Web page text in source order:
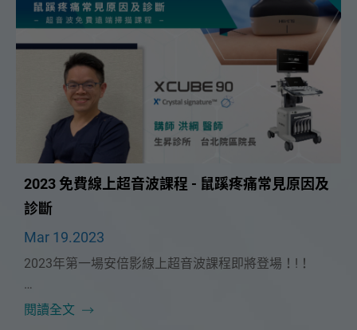
2023 免費線上超音波課程 - 鼠蹊疼痛常見原因及
診斷
Mar 19.2023
2023年第一場安倍影線上超音波課程即將登場！!！
非常榮幸這次能邀請到 生昇診所台北院區院長🔥 洪綱
閱讀全文